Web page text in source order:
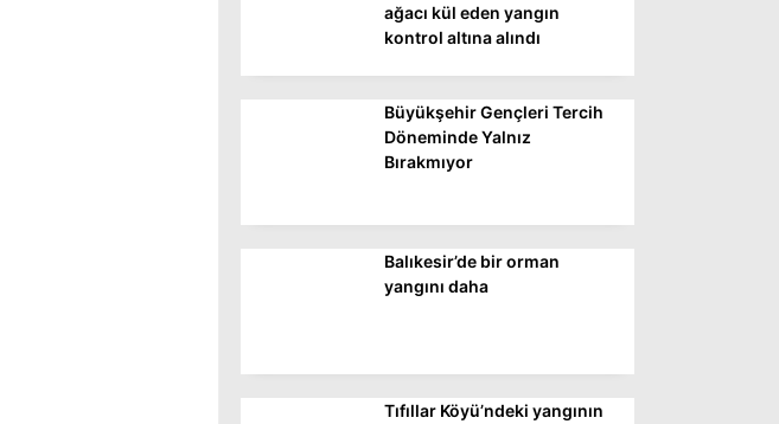
Instagram
ağacı kül eden yangın
kontrol altına alındı
Büyükşehir Gençleri Tercih
Döneminde Yalnız
Bırakmıyor
Balıkesir’de bir orman
yangını daha
Tıfıllar Köyü’ndeki yangının